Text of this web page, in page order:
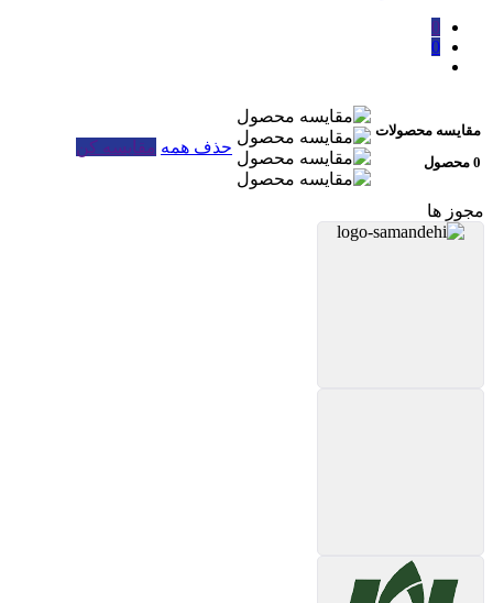
0
0
مقایسه محصولات
0 محصول
حذف همه مقایسه کن
مجوز ها